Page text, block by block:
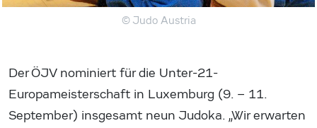
© Judo Austria
Der ÖJV nominiert für die Unter-21-
Europameisterschaft in Luxemburg (9. – 11.
September) insgesamt neun Judoka. „Wir erwarten